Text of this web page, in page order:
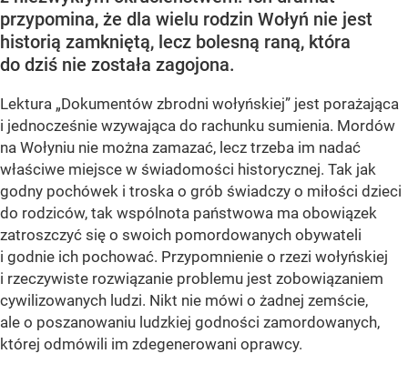
przypomina, że dla wielu rodzin Wołyń nie jest
historią zamkniętą, lecz bolesną raną, która
do dziś nie została zagojona.
Lektura „Dokumentów zbrodni wołyńskiej” jest porażająca
i jednocześnie wzywająca do rachunku sumienia. Mordów
na Wołyniu nie można zamazać, lecz trzeba im nadać
właściwe miejsce w świadomości historycznej. Tak jak
godny pochówek i troska o grób świadczy o miłości dzieci
do rodziców, tak wspólnota państwowa ma obowiązek
zatroszczyć się o swoich pomordowanych obywateli
i godnie ich pochować. Przypomnienie o rzezi wołyńskiej
i rzeczywiste rozwiązanie problemu jest zobowiązaniem
cywilizowanych ludzi. Nikt nie mówi o żadnej zemście,
ale o poszanowaniu ludzkiej godności zamordowanych,
której odmówili im zdegenerowani oprawcy.